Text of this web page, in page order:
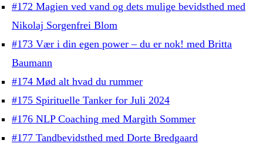
#172 Magien ved vand og dets mulige bevidsthed med
Nikolaj Sorgenfrei Blom
#173 Vær i din egen power – du er nok! med Britta
Baumann
#174 Mød alt hvad du rummer
#175 Spirituelle Tanker for Juli 2024
#176 NLP Coaching med Margith Sommer
#177 Tandbevidsthed med Dorte Bredgaard